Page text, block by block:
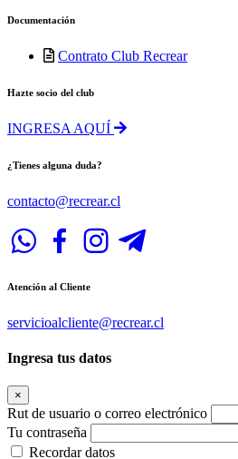
Documentación
Contrato Club Recrear
Hazte socio del club
INGRESA AQUÍ
¿Tienes alguna duda?
contacto@recrear.cl
Atención al Cliente
servicioalcliente@recrear.cl
Ingresa tus datos
×
Rut de usuario o correo electrónico
Tu contraseña
Recordar datos